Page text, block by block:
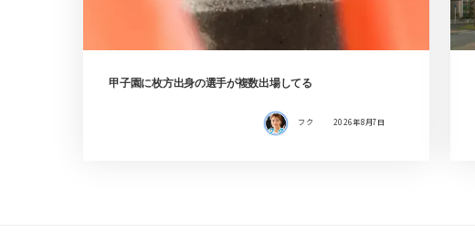
甲子園に枚方出身の選手が複数出場してる
フク 2026年8月7日